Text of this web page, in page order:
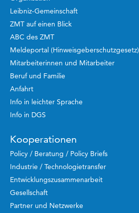
Leibniz-Gemeinschaft
ZMT auf einen Blick
ABC des ZMT
Meldeportal (Hinweisgeberschutzgesetz)
Mitarbeiterinnen und Mitarbeiter
Beruf und Familie
Anfahrt
Info in leichter Sprache
Info in DGS
Kooperationen
Policy / Beratung / Policy Briefs
Industrie / Technologietransfer
Entwicklungszusammenarbeit
Gesellschaft
Partner und Netzwerke